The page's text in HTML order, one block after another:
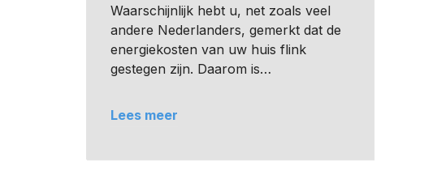
Waarschijnlijk hebt u, net zoals veel
andere Nederlanders, gemerkt dat de
energiekosten van uw huis flink
gestegen zijn. Daarom is…
Lees meer